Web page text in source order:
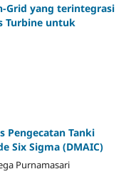
Grid yang terintegrasi
Turbine untuk
Pengecatan Tanki
Six Sigma (DMAIC)
Purnamasari